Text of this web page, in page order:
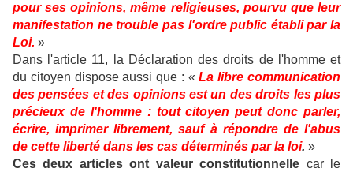
pour ses opinions, même religieuses, pourvu que leur
manifestation ne trouble pas l'ordre public établi par la
Loi. »
Dans l'article 11, la Déclaration des droits de l'homme et
du citoyen dispose aussi que : «La libre communication
des pensées et des opinions est un des droits les plus
précieux de l'homme : tout citoyen peut donc parler,
écrire, imprimer librement, sauf à répondre de l'abus
de cette liberté dans les cas déterminés par la loi. »
Ces deux articles ont valeur constitutionnelle car le